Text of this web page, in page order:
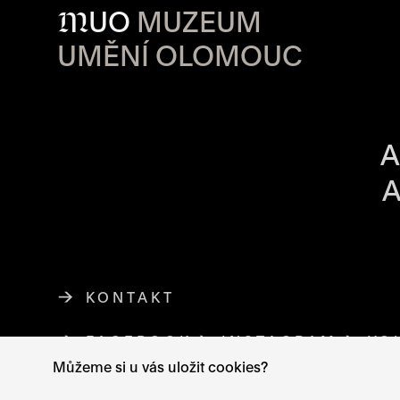
Můžeme si u vás uložit cookies?
MUO MUZEUM
UMĚNÍ OLOMOUC
OTVÍRACÍ
KONTAKT
FACEBOOKODKAZ SE OTEVŘE NA
INSTAGRAM
ODKAZ SE